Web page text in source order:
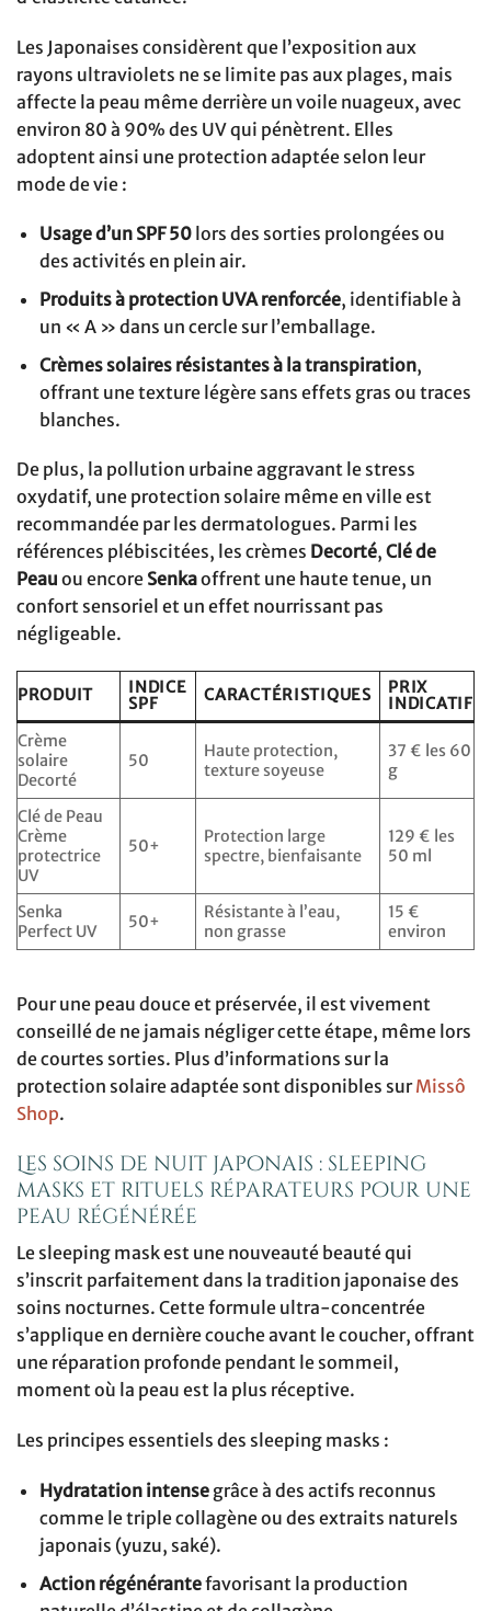
Les Japonaises considèrent que l’exposition aux
rayons ultraviolets ne se limite pas aux plages, mais
affecte la peau même derrière un voile nuageux, avec
environ 80 à 90% des UV qui pénètrent. Elles
adoptent ainsi une protection adaptée selon leur
mode de vie :
Usage d’un SPF 50lors des sorties prolongées ou
des activités en plein air.
Produits à protection UVA renforcée, identifiable à
un « A » dans un cercle sur l’emballage.
Crèmes solaires résistantes à la transpiration,
offrant une texture légère sans effets gras ou traces
blanches.
De plus, la pollution urbaine aggravant le stress
oxydatif, une protection solaire même en ville est
recommandée par les dermatologues. Parmi les
références plébiscitées, les crèmes Decorté, Clé de
Peau ou encore Senkaoffrent une haute tenue, un
confort sensoriel et un effet nourrissant pas
négligeable.
PRODUIT
INDICE
SPF
CARACTÉRISTIQUES
PRIX
INDICATIF
Crème
solaire
Decorté
50
Haute protection,
texture soyeuse
37 € les 60
g
Clé de Peau
Crème
protectrice
UV
50+
Protection large
spectre, bienfaisante
129 € les
50 ml
Senka
Perfect UV
50+
Résistante à l’eau,
non grasse
15 €
environ
Pour une peau douce et préservée, il est vivement
conseillé de ne jamais négliger cette étape, même lors
de courtes sorties. Plus d’informations sur la
protection solaire adaptée sont disponibles surMissô
Shop.
Les soins de nuit japonais : sleeping
masks et rituels réparateurs pour une
peau régénérée
Le sleeping mask est une nouveauté beauté qui
s’inscrit parfaitement dans la tradition japonaise des
soins nocturnes. Cette formule ultra-concentrée
s’applique en dernière couche avant le coucher, offrant
une réparation profonde pendant le sommeil,
moment où la peau est la plus réceptive.
Les principes essentiels des sleeping masks :
Hydratation intensegrâce à des actifs reconnus
comme le triple collagène ou des extraits naturels
japonais (yuzu, saké).
Action régénérantefavorisant la production